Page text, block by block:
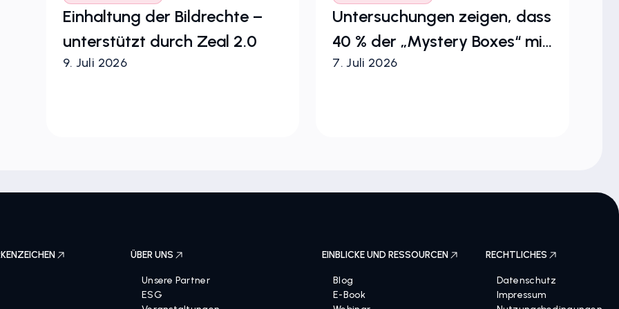
Einhaltung der Bildrechte –
unterstützt durch Zeal 2.0
9. Juli 2026
Untersuchungen zeigen, dass
40 % der „Mystery Boxes“ mit
Fußballtrikots Fälschungen
7. Juli 2026
ÜBER UNS
Unsere Partner
ESG
EINBLICKE UND RESSOURCEN
Blog
E-Book
RECHTLICHES
Datenschutz
Impressum